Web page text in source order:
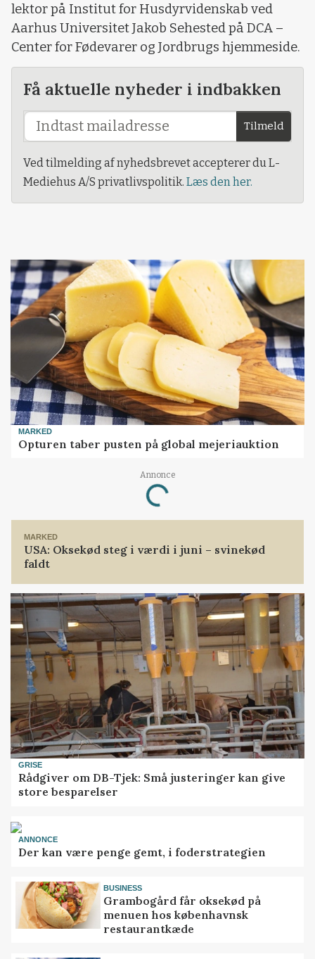
lektor på Institut for Husdyrvidenskab ved
Aarhus Universitet Jakob Sehested på DCA –
Center for Fødevarer og Jordbrugs hjemmeside.
Få aktuelle nyheder i indbakken
Tilmeld
Ved tilmelding af nyhedsbrevet accepterer du L-
Mediehus A/S privatlivspolitik. Læs den her.
MARKED
Opturen taber pusten på global mejeriauktion
Annonce
Loading...
MARKED
USA: Oksekød steg i værdi i juni – svinekød
faldt
GRISE
Rådgiver om DB-Tjek: Små justeringer kan give
store besparelser
ANNONCE
Der kan være penge gemt, i foderstrategien
BUSINESS
Grambogård får oksekød på
menuen hos københavnsk
restaurantkæde